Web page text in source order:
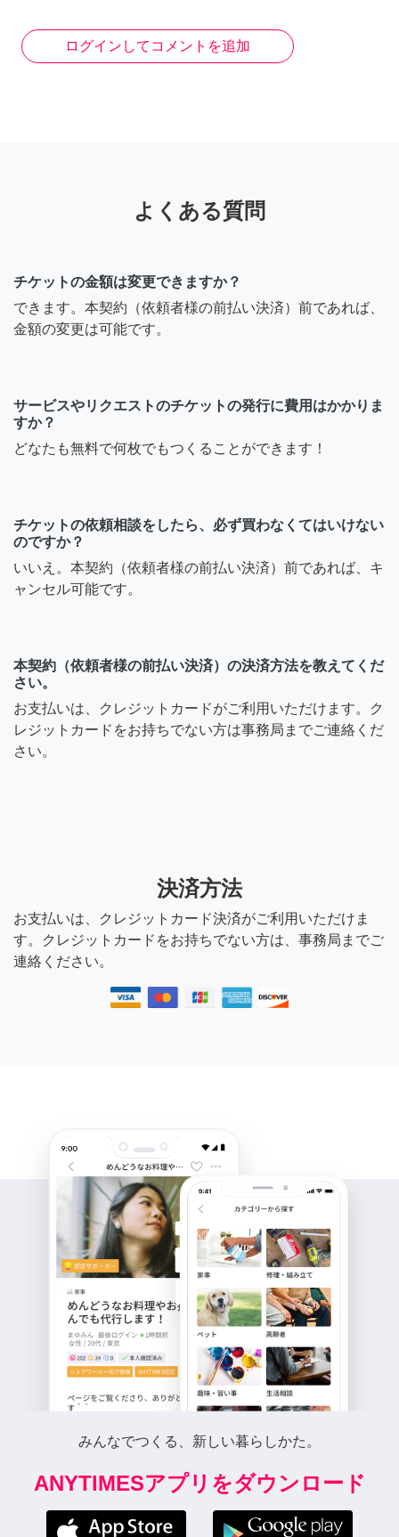
ログインしてコメントを追加
よくある質問
チケットの金額は変更できますか？
できます。本契約（依頼者様の前払い決済）前であれば、
金額の変更は可能です。
サービスやリクエストのチケットの発行に費用はかかりま
すか？
どなたも無料で何枚でもつくることができます！
チケットの依頼相談をしたら、必ず買わなくてはいけない
のですか？
いいえ。本契約（依頼者様の前払い決済）前であれば、キ
ャンセル可能です。
本契約（依頼者様の前払い決済）の決済方法を教えてくだ
さい。
お支払いは、クレジットカードがご利用いただけます。ク
レジットカードをお持ちでない方は事務局までご連絡くだ
さい。
決済方法
お支払いは、クレジットカード決済がご利用いただけま
す。クレジットカードをお持ちでない方は、事務局までご
連絡ください。
みんなでつくる、新しい暮らしかた。
ANYTIMESアプリをダウンロード